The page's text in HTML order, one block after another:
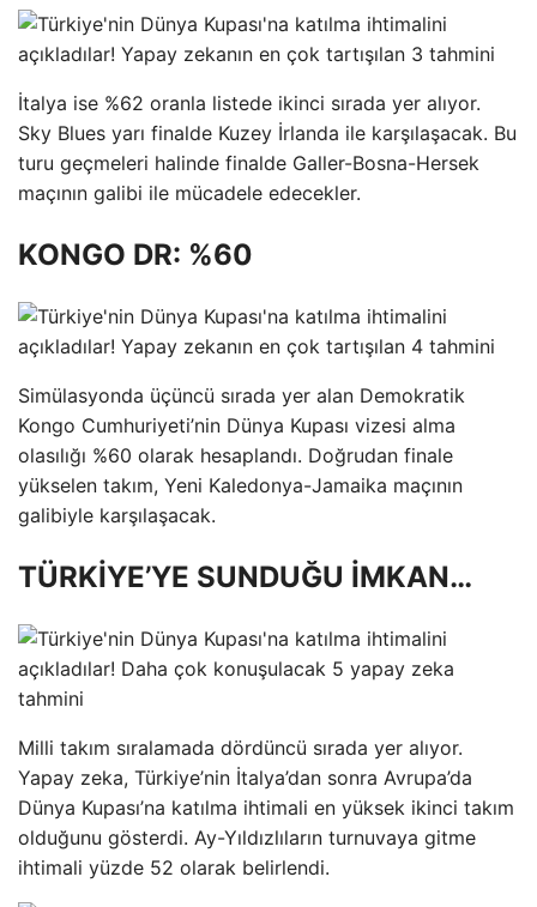
İtalya ise %62 oranla listede ikinci sırada yer alıyor.
Sky Blues yarı finalde Kuzey İrlanda ile karşılaşacak. Bu
turu geçmeleri halinde finalde Galler-Bosna-Hersek
maçının galibi ile mücadele edecekler.
KONGO DR: %60
Simülasyonda üçüncü sırada yer alan Demokratik
Kongo Cumhuriyeti’nin Dünya Kupası vizesi alma
olasılığı %60 olarak hesaplandı. Doğrudan finale
yükselen takım, Yeni Kaledonya-Jamaika maçının
galibiyle karşılaşacak.
TÜRKİYE’YE SUNDUĞU İMKAN…
Milli takım sıralamada dördüncü sırada yer alıyor.
Yapay zeka, Türkiye’nin İtalya’dan sonra Avrupa’da
Dünya Kupası’na katılma ihtimali en yüksek ikinci takım
olduğunu gösterdi. Ay-Yıldızlıların turnuvaya gitme
ihtimali yüzde 52 olarak belirlendi.